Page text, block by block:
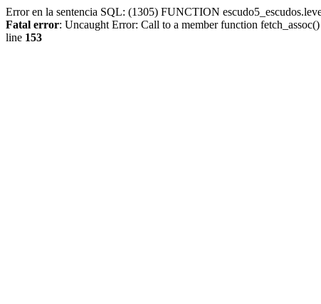
Error en la sentencia SQL: (1305) FUNCTION
Fatal error: Uncaught Error: Call to a member function
line 153